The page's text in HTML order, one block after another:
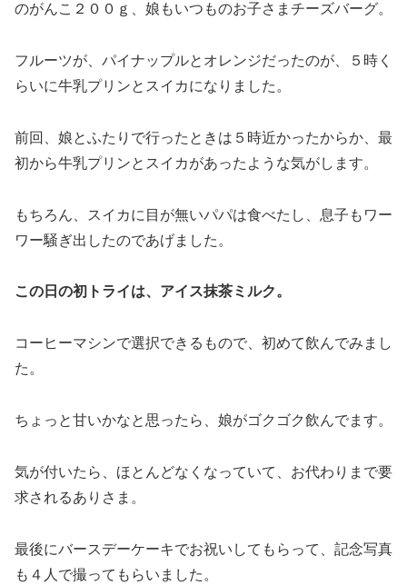
のがんこ２００ｇ、娘もいつものお子さまチーズバーグ。
フルーツが、パイナップルとオレンジだったのが、５時く
らいに牛乳プリンとスイカになりました。
前回、娘とふたりで行ったときは５時近かったからか、最
初から牛乳プリンとスイカがあったような気がします。
もちろん、スイカに目が無いパパは食べたし、息子もワー
ワー騒ぎ出したのであげました。
この日の初トライは、アイス抹茶ミルク。
コーヒーマシンで選択できるもので、初めて飲んでみまし
た。
ちょっと甘いかなと思ったら、娘がゴクゴク飲んでます。
気が付いたら、ほとんどなくなっていて、お代わりまで要
求されるありさま。
最後にバースデーケーキでお祝いしてもらって、記念写真
も４人で撮ってもらいました。